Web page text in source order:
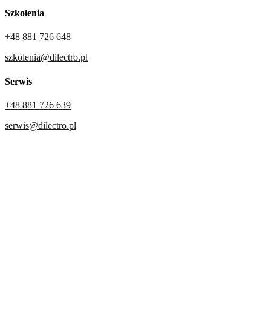
Szkolenia
+48 881 726 648
szkolenia@dilectro.pl
Serwis
+48 881 726 639
serwis@dilectro.pl